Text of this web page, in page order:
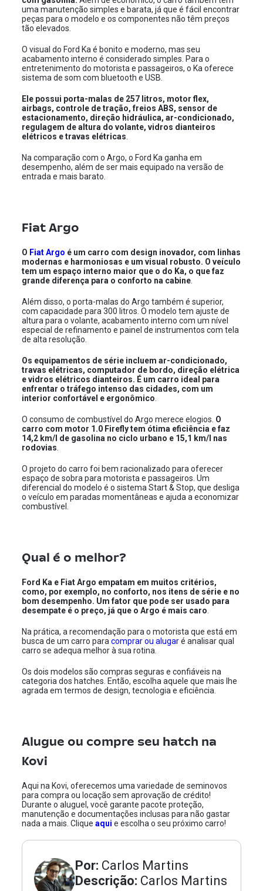
uma manutenção simples e barata, já que é fácil encontrar
peças para o modelo e os componentes não têm preços
tão elevados.
O visual do Ford Ka é bonito e moderno, mas seu
acabamento interno é considerado simples. Para o
entretenimento do motorista e passageiros, o Ka oferece
sistema de som com bluetooth e USB.
Ele possui porta-malas de 257 litros, motor flex,
airbags, controle de tração, freios ABS, sensor de
estacionamento, direção hidráulica, ar-condicionado,
regulagem de altura do volante, vidros dianteiros
elétricos e travas elétricas
Na comparação com o Argo, o Ford Ka ganha em
desempenho, além de ser mais equipado na versão de
entrada e mais barato.
Fiat Argo
O Fiat Argo é um carro com design inovador, com linhas
modernas e harmoniosas e um visual robusto. O veículo
tem um espaço interno maior que o do Ka, o que faz
grande diferença para o conforto na cabine
Além disso, o porta-malas do Argo também é superior,
com capacidade para 300 litros. O modelo tem ajuste de
altura para o volante, acabamento interno com um nível
especial de refinamento e painel de instrumentos com tela
de alta resolução.
Os equipamentos de série incluem ar-condicionado,
travas elétricas, computador de bordo, direção elétrica
e vidros elétricos dianteiros. É um carro ideal para
enfrentar o tráfego intenso das cidades, com um
interior confortável e ergonômico
O consumo de combustível do Argo merece elogios. O
carro com motor 1.0 Firefly tem ótima eficiência e faz
14,2 km/l de gasolina no ciclo urbano e 15,1 km/l nas
rodovias
O projeto do carro foi bem racionalizado para oferecer
espaço de sobra para motorista e passageiros. Um
diferencial do modelo é o sistema Start & Stop, que desliga
o veículo em paradas momentâneas e ajuda a economizar
combustível.
Qual é o melhor?
Ford Ka e Fiat Argo empatam em muitos critérios,
como, por exemplo, no conforto, nos itens de série e no
bom desempenho. Um fator que pode ser usado para
desempate é o preço, já que o Argo é mais caro
Na prática, a recomendação para o motorista que está em
busca de um carro paracomprar ou alugaré analisar qual
carro se adequa melhor à sua rotina.
Os dois modelos são compras seguras e confiáveis na
categoria dos hatches. Então, escolha aquele que mais lhe
agrada em termos de design, tecnologia e eficiência.
Alugue ou compre seu hatch na
Kovi
Aqui na Kovi, oferecemos uma variedade de seminovos
para compra ou locação sem aprovação de crédito!
Durante o aluguel, você garante pacote proteção,
manutenção e documentações inclusas para não gastar
nada a mais. Cliqueaqui e escolha o seu próximo carro!
Por: Carlos Martins
Descrição: Carlos Martins